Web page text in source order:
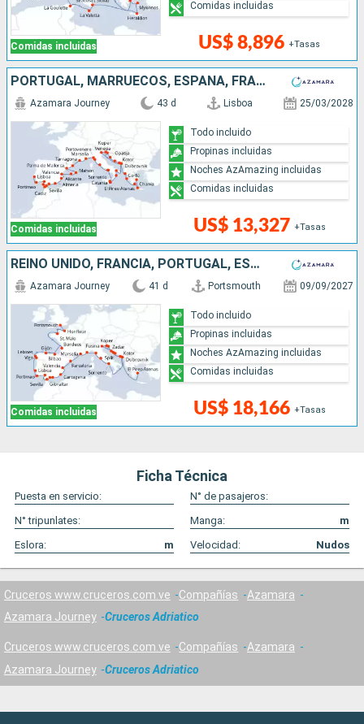
Comidas incluidas US$ 8,896 +Tasas
Comidas incluidas
PORTUGAL, MARRUECOS, ESPAÑA, FRANCIA, MONACO, ITALIA, ESLOVENIA, CROACIA, MONTENEGRO, GRECIA
Comidas incluidas
Azamara Journey 43 d Lisboa 25/03/2028
US$ 13,327 +Tasas
Todo incluido
Propinas incluidas
Noches AzAmazing incluidas
Comidas incluidas
REINO UNIDO, FRANCIA, PORTUGAL, ESPAÑA, MONACO, MONTENEGRO, ITALIA, ESLOVENIA, CROACIA, GRECIA
Comidas incluidas
Azamara Journey 41 d Portsmouth 09/09/2027
US$ 18,166 +Tasas
Todo incluido
Propinas incluidas
Noches AzAmazing incluidas
Comidas incluidas
Ficha Técnica
Puesta en servicio:
N° de pasajeros:
N° tripunlates:
Manga:
m
Eslora:
m Velocidad: Nudos
Cruceros www.cruceros.com.ve Compañías
Azamara
Azamara Journey
Cruceros Adriatico
Cruceros www.cruceros.com.ve Compañías
Azamara
Azamara Journey
Cruceros Adriatico